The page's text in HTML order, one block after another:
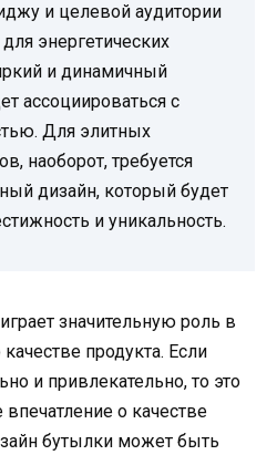
и целевой аудитории
энергетических
и динамичный
ассоциироваться с
Для элитных
наоборот, требуется
дизайн, который будет
и уникальность.
значительную роль в
продукта. Если
и привлекательно, то это
о качестве
бутылки может быть